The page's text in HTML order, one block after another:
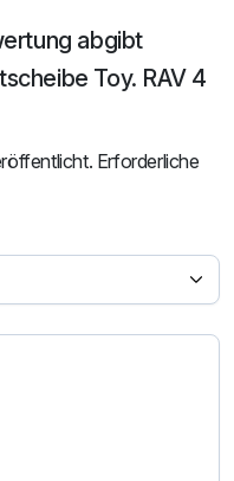
abgibt
Toy. RAV 4
Erforderliche